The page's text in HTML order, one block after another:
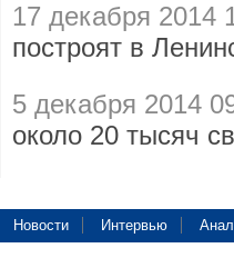
17 декабря 2014
построят в
5 декабря 2014
около 20 тысяч
Новости Интервью